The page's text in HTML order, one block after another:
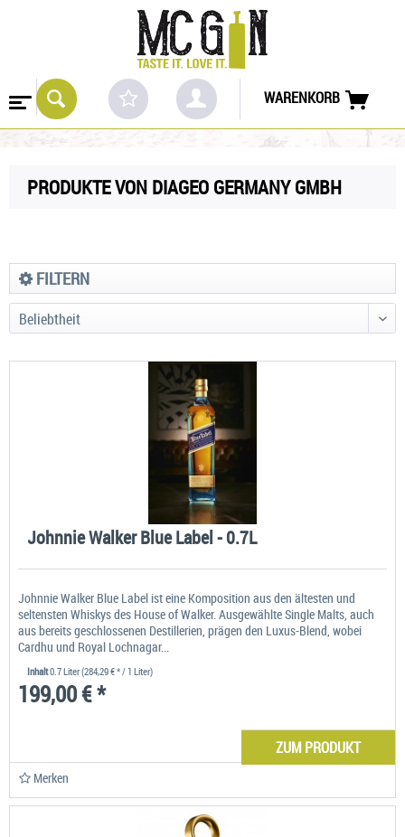
WARENKORB
PRODUKTE VON DIAGEO GERMANY GMBH
FILTERN
Johnnie Walker Blue Label - 0.7L
Johnnie Walker Blue Label ist eine Komposition aus den ältesten und
seltensten Whiskys des House of Walker. Ausgewählte Single Malts, auch
aus bereits geschlossenen Destillerien, prägen den Luxus-Blend, wobei
Cardhu und Royal Lochnagar...
Inhalt0.7 Liter(284,29 € * / 1 Liter)
199,00 € *
ZUM PRODUKT
Merken